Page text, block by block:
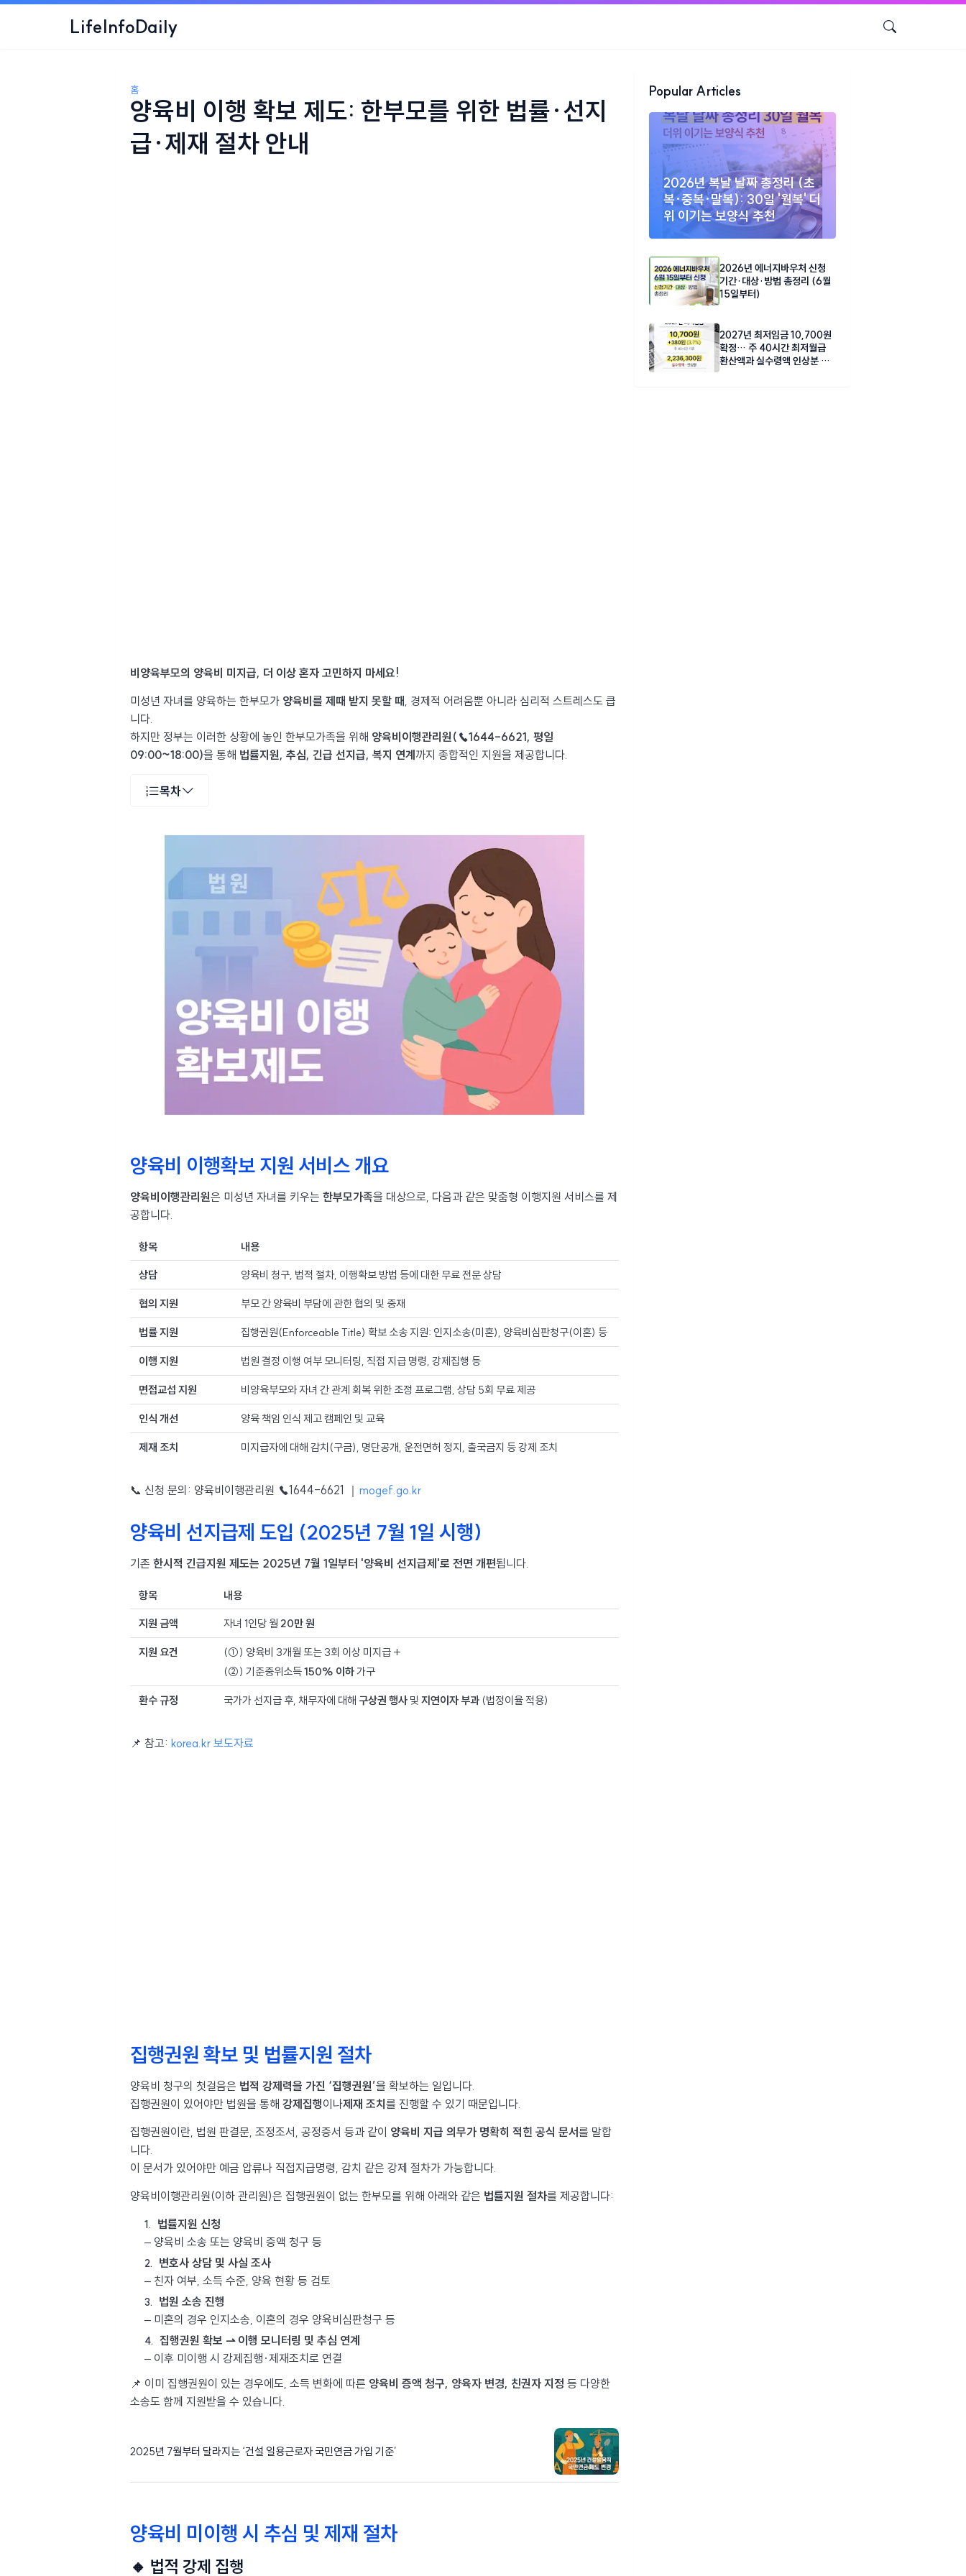
LifeInfoDaily
홈
양육비 이행 확보 제도: 한부모를 위한 법률·선지
급·제재 절차 안내
비양육부모의 양육비 미지급, 더 이상 혼자 고민하지 마세요!
미성년 자녀를 양육하는 한부모가 양육비를 제때 받지 못할 때, 경제적 어려움뿐 아니라 심리적 스트레스도 큽
니다.
하지만 정부는 이러한 상황에 놓인 한부모가족을 위해 양육비이행관리원(☎1644-6621, 평일
09:00~18:00)을 통해 법률지원, 추심, 긴급 선지급, 복지 연계 까지 종합적인 지원을 제공합니다.
목차
양육비 이행확보 지원 서비스 개요
양육비이행관리원은 미성년 자녀를 키우는 한부모가족을 대상으로, 다음과 같은 맞춤형 이행지원 서비스를 제
공합니다.
항목 내용
상담 양육비 청구, 법적 절차, 이행확보 방법 등에 대한 무료 전문 상담
협의 지원 부모 간 양육비 부담에 관한 협의 및 중재
법률 지원 집행권원(Enforceable Title) 확보 소송 지원: 인지소송(미혼), 양육비심판청구(이혼) 등
이행 지원 법원 결정 이행 여부 모니터링, 직접 지급 명령, 강제집행 등
면접교섭 지원 비양육부모와 자녀 간 관계 회복 위한 조정 프로그램, 상담 5회 무료 제공
인식 개선 양육 책임 인식 제고 캠페인 및 교육
제재 조치 미지급자에 대해 감치(구금), 명단공개, 운전면허 정지, 출국금지 등 강제 조치
📞 신청 문의: 양육비이행관리원 ☎1644-6621 ｜ mogef.go.kr
양육비 선지급제 도입 (2025년 7월 1일 시행)
기존 한시적 긴급지원 제도는 2025년 7월 1일부터 '양육비 선지급제'로 전면 개편됩니다.
항목 내용
지원 금액 자녀 1인당 월 20만 원
지원 요건
(①) 양육비 3개월 또는 3회 이상 미지급 +
(②) 기준중위소득150% 이하가구
환수 규정 국가가 선지급 후, 채무자에 대해 구상권 행사 및 지연이자 부과 (법정이율 적용)
📌 참고: korea.kr 보도자료
집행권원 확보 및 법률지원 절차
양육비 청구의 첫걸음은 법적 강제력을 가진 ‘집행권원’을 확보하는 일입니다.
집행권원이 있어야만 법원을 통해 강제집행이나제재 조치를 진행할 수 있기 때문입니다.
집행권원이란, 법원 판결문, 조정조서, 공정증서 등과 같이 양육비 지급 의무가 명확히 적힌 공식 문서를 말합
니다.
이 문서가 있어야만 예금 압류나 직접지급명령, 감치 같은 강제 절차가 가능합니다.
양육비이행관리원(이하 관리원)은 집행권원이 없는 한부모를 위해 아래와 같은 법률지원 절차를 제공합니다:
법률지원 신청
– 양육비 소송 또는 양육비 증액 청구 등
변호사 상담 및 사실 조사
– 친자 여부, 소득 수준, 양육 현황 등 검토
법원 소송 진행
– 미혼의 경우 인지소송, 이혼의 경우 양육비심판청구 등
집행권원 확보 ⇀ 이행 모니터링 및 추심 연계
– 이후 미이행 시 강제집행·제재조치로 연결
📌 이미 집행권원이 있는 경우에도, 소득 변화에 따른 양육비 증액 청구, 양육자 변경, 친권자 지정 등 다양한
소송도 함께 지원받을 수 있습니다.
2025년 7월부터 달라지는 ‘건설 일용근로자 국민연금 가입 기준’
양육비 미이행 시 추심 및 제재 절차
🔸 법적 강제 집행
Popular Articles
2026년 복날 날짜 총정리 (초
복·중복·말복): 30일 '월복' 더
위 이기는 보양식 추천
2026년 에너지바우처 신청
기간·대상·방법 총정리 (6월
15일부터)
2027년 최저임금 10,700원
확정… 주 40시간 최저월급
환산액과 실수령액 인상분 총